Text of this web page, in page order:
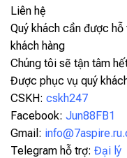
Liên hệ
Quý khách cần được
khách hàng
Chúng tôi sẽ tận tâm
Được phục vụ quý
CSKH: cskh247
Facebook: Jun88FB1
Gmail:
Telegram hỗ trợ: Đại lý